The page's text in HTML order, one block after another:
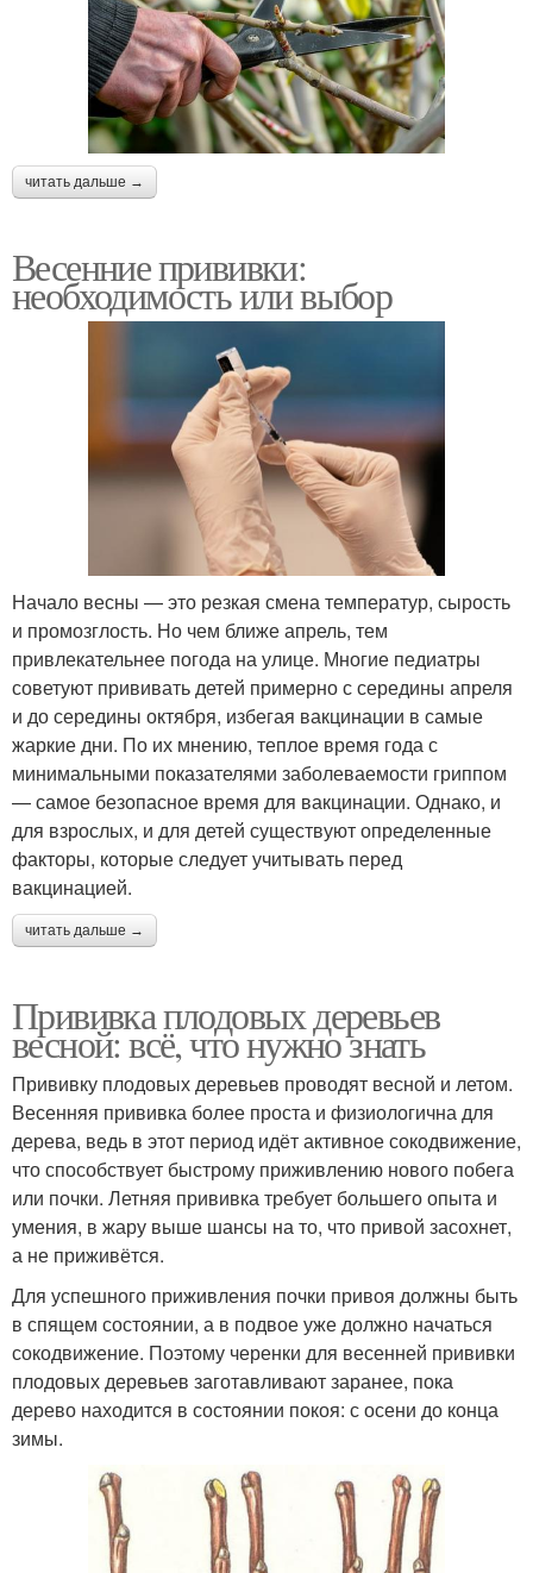
читать дальше →
Весенние прививки:
необходимость или выбор
Начало весны — это резкая смена температур, сырость
и промозглость. Но чем ближе апрель, тем
привлекательнее погода на улице. Многие педиатры
советуют прививать детей примерно с середины апреля
и до середины октября, избегая вакцинации в самые
жаркие дни. По их мнению, теплое время года с
минимальными показателями заболеваемости гриппом
— самое безопасное время для вакцинации. Однако, и
для взрослых, и для детей существуют определенные
факторы, которые следует учитывать перед
вакцинацией.
читать дальше →
Прививка плодовых деревьев
весной: всё, что нужно знать
Прививку плодовых деревьев проводят весной и летом.
Весенняя прививка более проста и физиологична для
дерева, ведь в этот период идёт активное сокодвижение,
что способствует быстрому приживлению нового побега
или почки. Летняя прививка требует большего опыта и
умения, в жару выше шансы на то, что привой засохнет,
а не приживётся.
Для успешного приживления почки привоя должны быть
в спящем состоянии, а в подвое уже должно начаться
сокодвижение. Поэтому черенки для весенней прививки
плодовых деревьев заготавливают заранее, пока
дерево находится в состоянии покоя: с осени до конца
зимы.